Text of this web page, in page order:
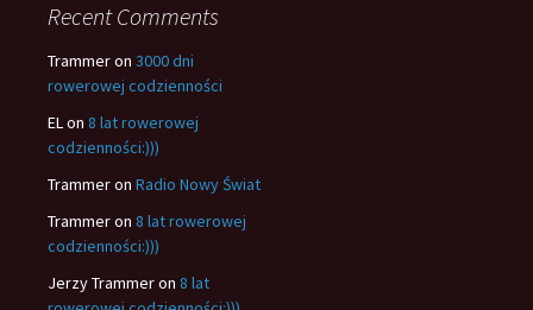
Recent Comments
Trammeron 3000 dni
rowerowej codzienności
ELon 8 lat rowerowej
codzienności:)))
Trammeron Radio Nowy Świat
Trammeron 8 lat rowerowej
codzienności:)))
Jerzy Trammeron 8 lat